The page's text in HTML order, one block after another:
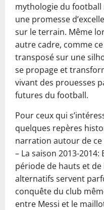
mythologie du football
une promesse
sur le terrain. Même
autre cadre, comme
transposé sur une
se propage et
vivant des prouesses
futures du football.
Pour ceux qui
quelques repères
narration autour de ce
– La saison 2013-
période de hauts et de
alternatifs servent
conquête du club
entre Messi et le